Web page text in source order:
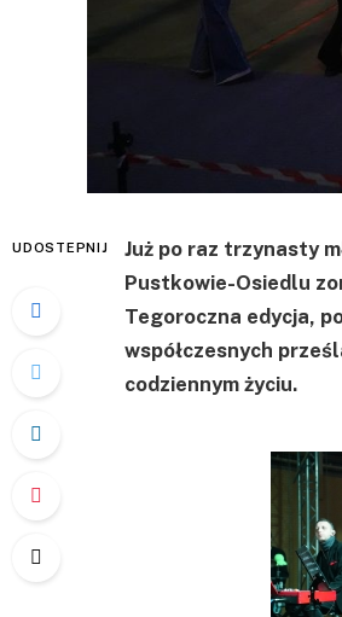
UDOSTEPNIJ
Już po raz trzynasty
Pustkowie-Osiedlu
Tegoroczna edycja,
współczesnych
codziennym życiu.